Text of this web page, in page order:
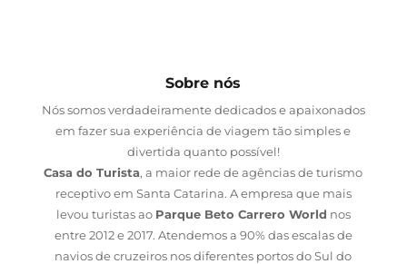
Sobre nós
Nós somos verdadeiramente dedicados e apaixonados
em fazer sua experiência de viagem tão simples e
divertida quanto possível!
Casa do Turista, a maior rede de agências de turismo
receptivo em Santa Catarina. A empresa que mais
levou turistas ao Parque Beto Carrero World nos
entre 2012 e 2017. Atendemos a 90% das escalas de
navios de cruzeiros nos diferentes portos do Sul do